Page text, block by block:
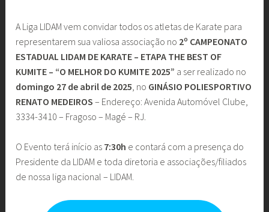
A Liga LIDAM vem convidar todos os atletas de Karate para
representarem sua valiosa associação no 2º CAMPEONATO
ESTADUAL LIDAM DE KARATE – ETAPA THE BEST OF
KUMITE – “O MELHOR DO KUMITE 2025” a ser realizado no
domingo 27 de abril de 2025 , no GINÁSIO POLIESPORTIVO
RENATO MEDEIROS – Endereço: Avenida Automóvel Clube,
3334-3410 – Fragoso – Magé – RJ.
O Evento terá início as 7:30h e contará com a presença do
Presidente da LIDAM e toda diretoria e associações/filiados
de nossa liga nacional – LIDAM.